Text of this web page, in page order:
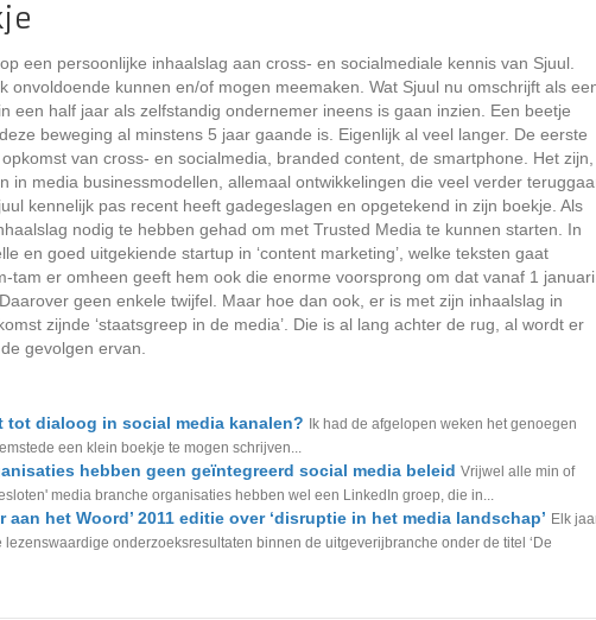
een persoonlijke inhaalslag aan cross- en socialmediale kennis van Sjuul.
onvoldoende kunnen en/of mogen meemaken. Wat Sjuul nu omschrijft als
een half jaar als zelfstandig ondernemer ineens is gaan inzien. Een beetje
beweging al minstens 5 jaar gaande is. Eigenlijk al veel langer. De eerste
van cross- en socialmedia, branded content, de smartphone. Het zijn,
in media businessmodellen, allemaal ontwikkelingen die veel verder
kennelijk pas recent heeft gadegeslagen en opgetekend in zijn boekje. Als
nodig te hebben gehad om met Trusted Media te kunnen starten. In
en goed uitgekiende startup in ‘content marketing’, welke teksten gaat
tam er omheen geeft hem ook die enorme voorsprong om dat vanaf 1 januari
geen enkele twijfel. Maar hoe dan ook, er is met zijn inhaalslag in
zijnde ‘staatsgreep in de media’. Die is al lang achter de rug, al wordt er
gevolgen ervan.
tot dialoog in social media kanalen?
Ik had de afgelopen weken het genoegen
een klein boekje te mogen schrijven...
hebben geen geïntegreerd social media beleid Vrijwel alle min of
media branche organisaties hebben wel een LinkedIn groep, die in...
aan het Woord’ 2011 editie over ‘disruptie in het media landschap’ Elk
onderzoeksresultaten binnen de uitgeverijbranche onder de titel ‘De